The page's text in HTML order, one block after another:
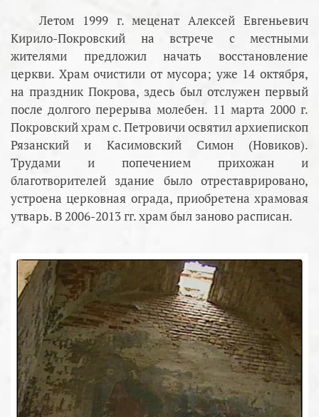
Летом 1999 г. меценат Алексей Евгеньевич
Кирило-Покровский на встрече с местными
жителями предложил начать восстановление
церкви. Храм очистили от мусора; уже 14 октября,
на праздник Покрова, здесь был отслужен первый
после долгого перерыва молебен. 11 марта 2000 г.
Покровский храм с. Петровичи освятил архиепископ
Рязанский и Касимовский Симон (Новиков).
Трудами и попечением прихожан и
благотворителей здание было отреставрировано,
устроена церковная ограда, приобретена храмовая
утварь. В 2006-2013 гг. храм был заново расписан.